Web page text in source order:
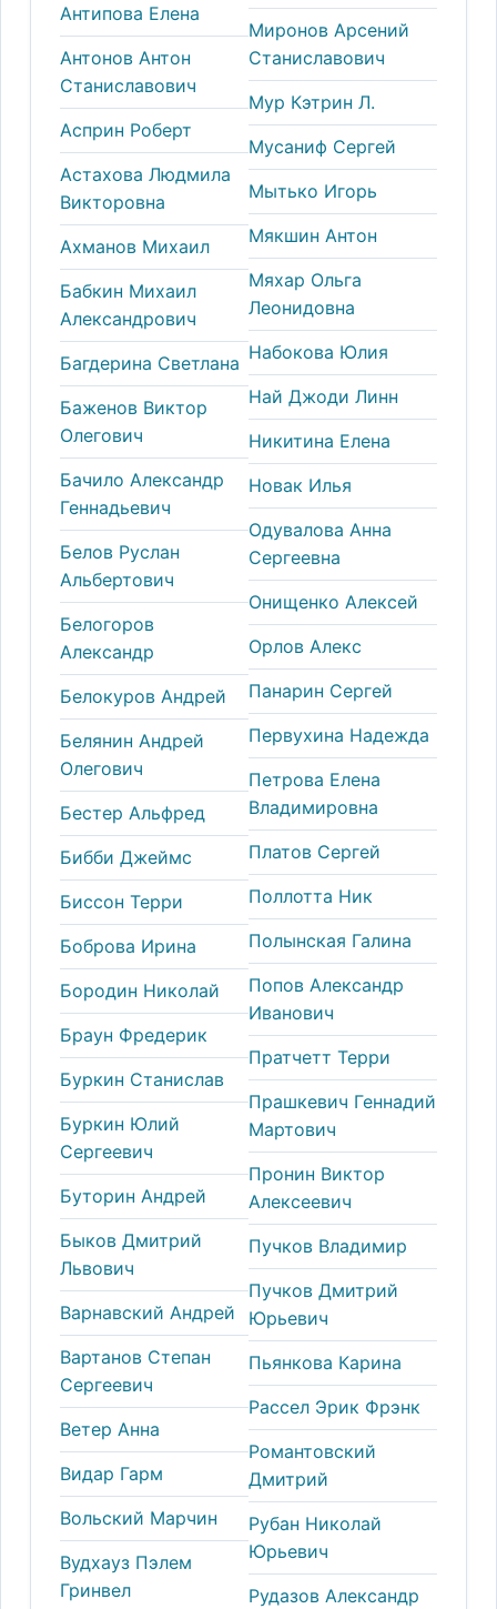
Антипова Елена
Антонов Антон
Станиславович
Асприн Роберт
Астахова Людмила
Викторовна
Ахманов Михаил
Бабкин Михаил
Александрович
Багдерина Светлана
Баженов Виктор
Олегович
Бачило Александр
Геннадьевич
Белов Руслан
Альбертович
Белогоров
Александр
Белокуров Андрей
Белянин Андрей
Олегович
Бестер Альфред
Бибби Джеймс
Биссон Терри
Боброва Ирина
Бородин Николай
Браун Фредерик
Буркин Станислав
Буркин Юлий
Сергеевич
Буторин Андрей
Быков Дмитрий
Львович
Варнавский Андрей
Вартанов Степан
Сергеевич
Ветер Анна
Видар Гарм
Вольский Марчин
Вудхауз Пэлем
Гринвел
Миронов Арсений
Станиславович
Мур Кэтрин Л.
Мусаниф Сергей
Мытько Игорь
Мякшин Антон
Мяхар Ольга
Леонидовна
Набокова Юлия
Най Джоди Линн
Никитина Елена
Новак Илья
Одувалова Анна
Сергеевна
Онищенко Алексей
Орлов Алекс
Панарин Сергей
Первухина Надежда
Петрова Елена
Владимировна
Платов Сергей
Поллотта Ник
Полынская Галина
Попов Александр
Иванович
Пратчетт Терри
Прашкевич Геннадий
Мартович
Пронин Виктор
Алексеевич
Пучков Владимир
Пучков Дмитрий
Юрьевич
Пьянкова Карина
Рассел Эрик Фрэнк
Романтовский
Дмитрий
Рубан Николай
Юрьевич
Рудазов Александр